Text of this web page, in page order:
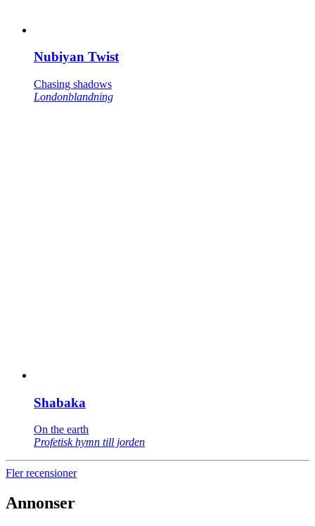
Nubiyan Twist
Chasing shadows
Londonblandning
Shabaka
On the earth
Profetisk hymn till jorden
Fler recensioner
Annonser